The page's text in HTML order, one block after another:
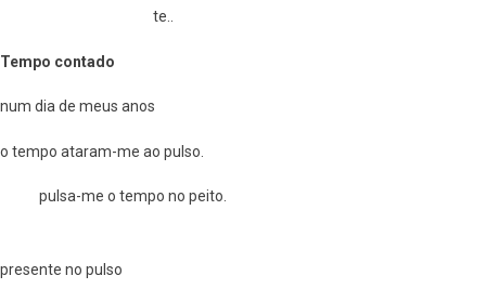
te..
Tempo contado
num dia de meus anos
o tempo ataram-me ao pulso.
pulsa-me o tempo no peito.
presente no pulso